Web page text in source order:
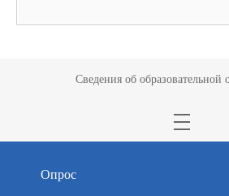
Сведения об образовательной
Опрос